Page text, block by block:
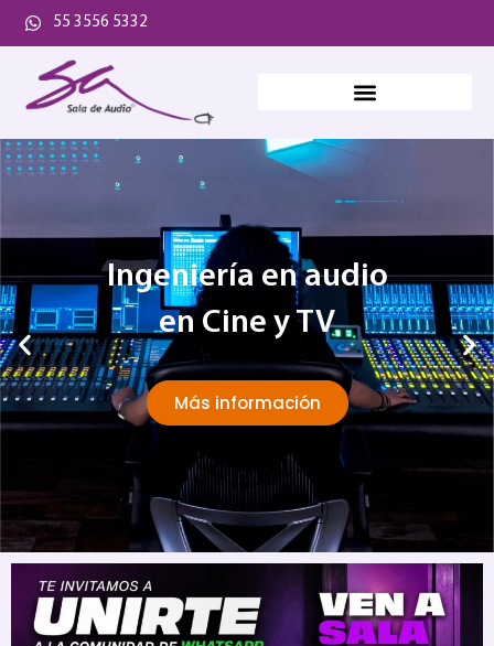
55 3556 5332
Ingeniería en audio
en Cine y TV
Más información